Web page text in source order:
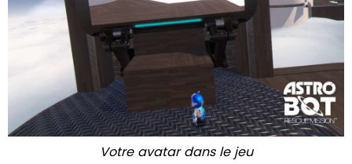
Votre avatar dans le jeu